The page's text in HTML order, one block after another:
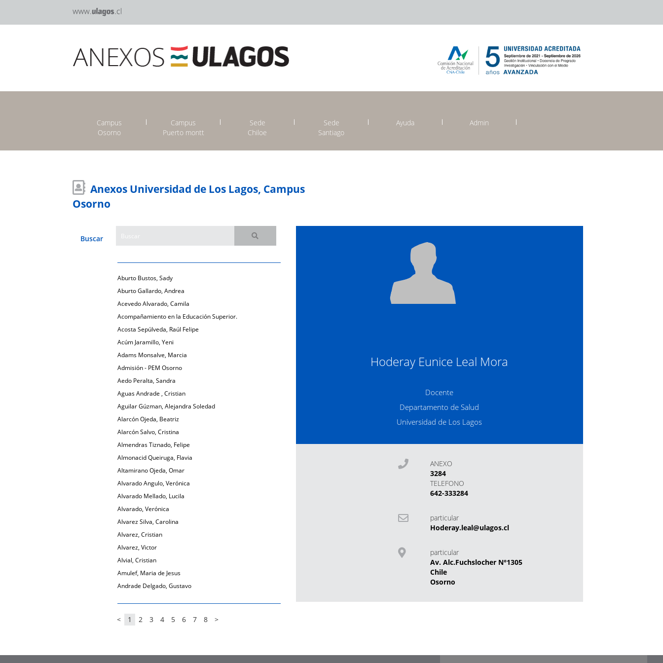
Campus
Osorno
Campus
Puerto montt
Sede
Chiloe
Sede
Santiago
Ayuda Admin
Anexos Universidad de Los Lagos, Campus
Osorno
Buscar
Aburto Bustos, Sady
Aburto Gallardo, Andrea
Acevedo Alvarado, Camila
Acompañamiento en la Educación Superior.
Acosta Sepúlveda, Raúl Felipe
Acúm Jaramillo, Yeni
Adams Monsalve, Marcia
Admisión - PEM Osorno
Aedo Peralta, Sandra
Aguas Andrade , Cristian
Aguilar Gúzman, Alejandra Soledad
Alarcón Ojeda, Beatriz
Alarcón Salvo, Cristina
Almendras Tiznado, Felipe
Almonacid Queiruga, Flavia
Altamirano Ojeda, Omar
Alvarado Angulo, Verónica
Alvarado Mellado, Lucila
Alvarado, Verónica
Alvarez Silva, Carolina
Alvarez, Cristian
Alvarez, Victor
Alvial, Cristian
Amulef, Maria de Jesus
Andrade Delgado, Gustavo
< 1 2 3 4 5 6 7 8 >
Hoderay Eunice Leal Mora
Docente
Departamento de Salud
Universidad de Los Lagos
ANEXO
3284
TELEFONO
642-333284
particular
Hoderay.leal@ulagos.cl
particular
Av. Alc.Fuchslocher N°1305
Chile
Osorno